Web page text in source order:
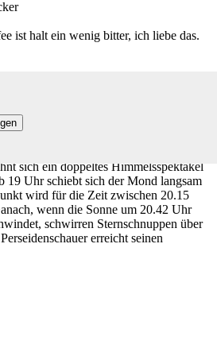
ist halt ein wenig bitter, ich liebe das.
sich ein doppeltes Himmelsspektakel
19 Uhr schiebt sich der Mond langsam
wird für die Zeit zwischen 20.15
wenn die Sonne um 20.42 Uhr
schwirren Sternschnuppen über
erreicht seinen